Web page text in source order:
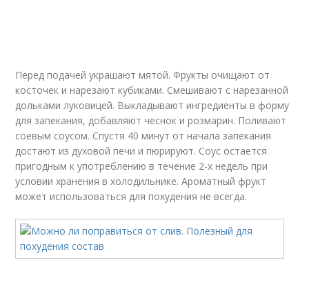
Перед подачей украшают мятой. Фрукты очищают от
косточек и нарезают кубиками. Смешивают с нарезанной
дольками луковицей. Выкладывают ингредиенты в форму
для запекания, добавляют чеснок и розмарин. Поливают
соевым соусом. Спустя 40 минут от начала запекания
достают из духовой печи и пюрируют. Соус остается
пригодным к употреблению в течение 2-х недель при
условии хранения в холодильнике. Ароматный фрукт
может использоваться для похудения не всегда.